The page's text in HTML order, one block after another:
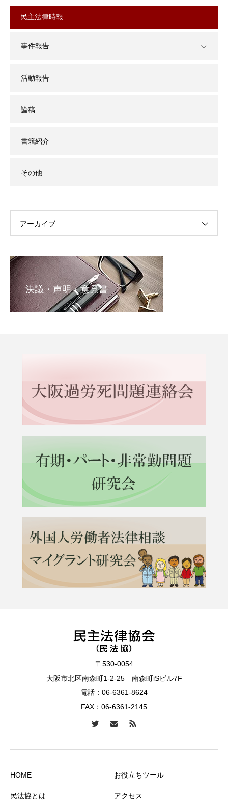
民主法律時報
事件報告
活動報告
論稿
書籍紹介
その他
アーカイブ
決議・声明・意見書
〒530-0054
大阪市北区南森町1-2-25 南森町iSビル7F
電話： 06-6361-8624
FAX：06-6361-2145
HOME
民法協とは
お役立ちツール
アクセス